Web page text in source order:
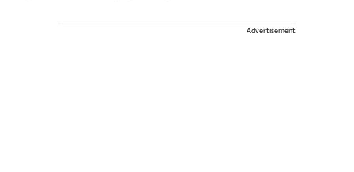
Advertisement